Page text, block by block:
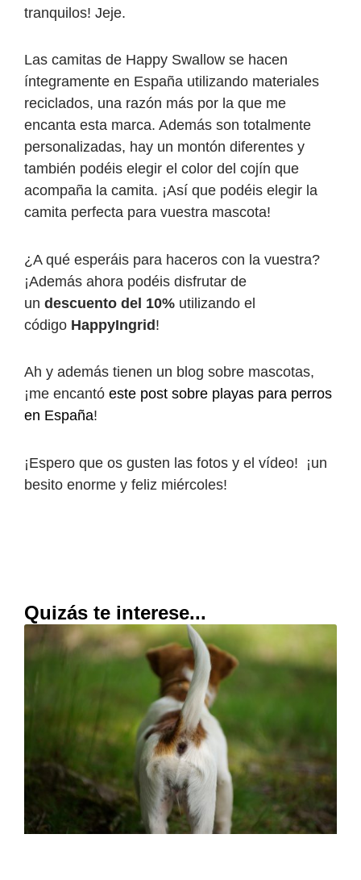
tranquilos! Jeje.
Las camitas de Happy Swallow se hacen
íntegramente en España utilizando materiales
reciclados, una razón más por la que me
encanta esta marca. Además son totalmente
personalizadas, hay un montón diferentes y
también podéis elegir el color del cojín que
acompaña la camita. ¡Así que podéis elegir la
camita perfecta para vuestra mascota!
¿A qué esperáis para haceros con la vuestra?
¡Además ahora podéis disfrutar de
un descuento del 10% utilizando el
código HappyIngrid!
Ah y además tienen un blog sobre mascotas,
¡me encantó este post sobre playas para perros
en España!
¡Espero que os gusten las fotos y el vídeo! ¡un
besito enorme y feliz miércoles!
Quizás te interese...